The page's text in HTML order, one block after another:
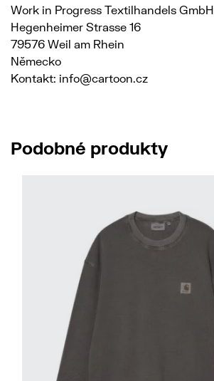
Work in Progress Textilhandels GmbH
Hegenheimer Strasse 16
79576 Weil am Rhein
Německo
Kontakt: info@cartoon.cz
Podobné produkty